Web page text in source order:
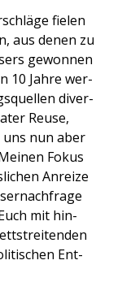
fie­len
aus denen zu
gewon­nen
10 Jah­re wer­
diver­
Reu­se,
nun aber
Fokus
Anrei­ze
mit hin­
Ent­